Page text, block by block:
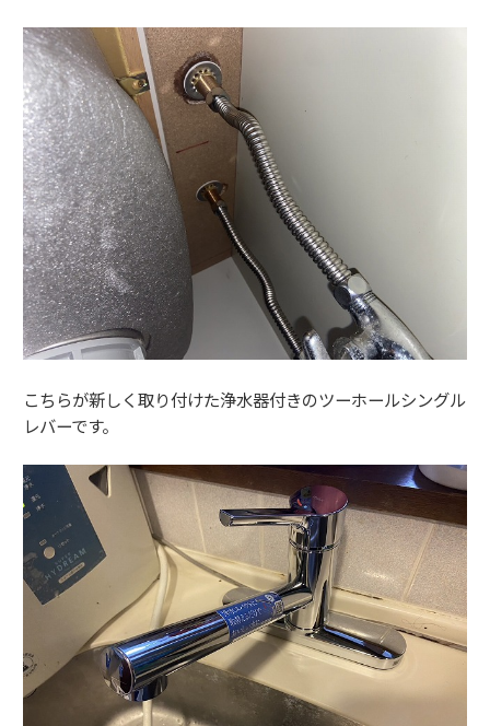
こちらが新しく取り付けた浄水器付きのツーホールシングル
レバーです。